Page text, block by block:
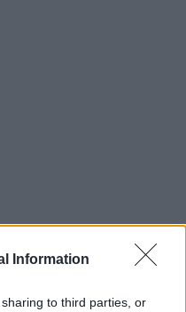
Information
to third parties, or